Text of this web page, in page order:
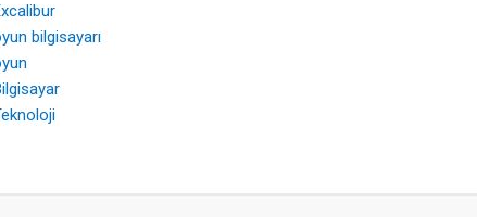
bilgisayarı